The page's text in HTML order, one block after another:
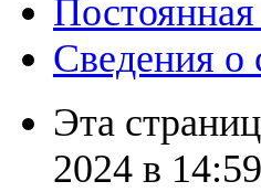
Сведения о
Эта
2024 в